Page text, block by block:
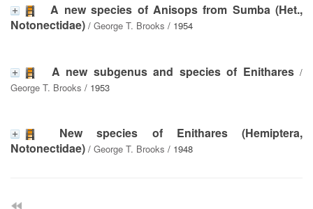
A new species of Anisops from Sumba (Het.,
Notonectidae) / George T. Brooks / 1954
A new subgenus and species of Enithares/
George T. Brooks / 1953
New species of Enithares (Hemiptera,
Notonectidae) / George T. Brooks / 1948